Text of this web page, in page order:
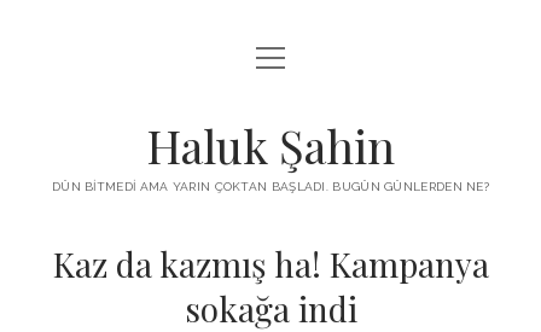
KUTUP YILDIZI
MENDIREK YAZILARI
ADA
İYI YAŞAM VE MUTLULUK ÜZERINE
PROGRAMLAR
BIZ KIMIZ?
menüyü
aç
Haluk Şahin
DÜN BITMEDI AMA YARIN ÇOKTAN BAŞLADI. BUGÜN GÜNLERDEN NE?
Kaz da kazmış ha! Kampanya
sokağa indi